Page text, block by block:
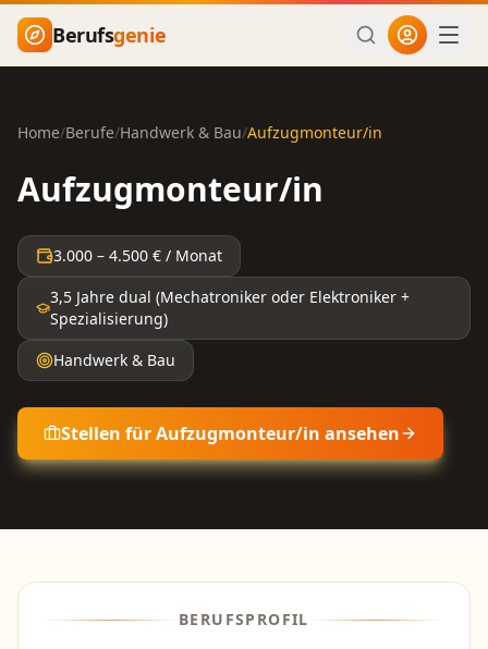
Zum Hauptinhalt springen
Berufsgenie
Home/Berufe/Handwerk & Bau/Aufzugmonteur/in
Aufzugmonteur/in
3.000 – 4.500 € / Monat
3,5 Jahre dual (Mechatroniker oder Elektroniker +
Spezialisierung)
Handwerk & Bau
Stellen fürAufzugmonteur/in ansehen
BERUFSPROFIL